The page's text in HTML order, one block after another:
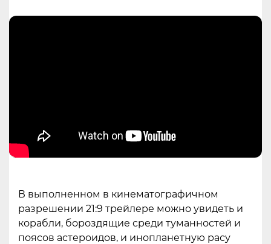
В выполненном в кинематографичном
разрешении 21:9 трейлере можно увидеть и
корабли, бороздящие среди туманностей и
поясов астероидов, и инопланетную расу